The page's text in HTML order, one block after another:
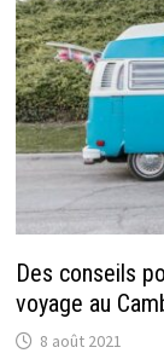
Des conseils
voyage au
8 août 2021